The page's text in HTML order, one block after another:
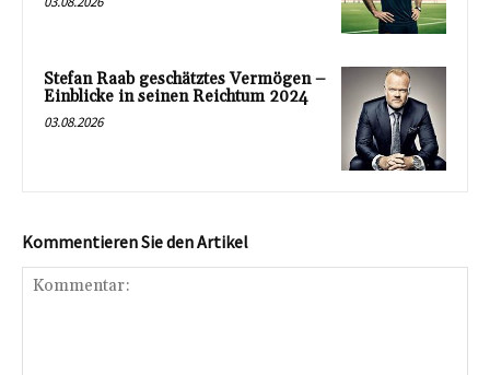
Stefan Raab geschätztes Vermögen –
Einblicke in seinen Reichtum 2024
03.08.2026
Kommentieren Sie den Artikel